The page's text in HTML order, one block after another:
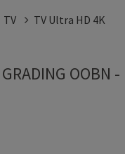
TV
TV Ultra HD 4K
OOBN